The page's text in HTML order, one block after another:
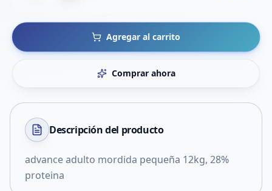
Agregar al carrito
Comprar ahora
Descripción del producto
advance adulto mordida pequeña 12kg, 28%
proteina